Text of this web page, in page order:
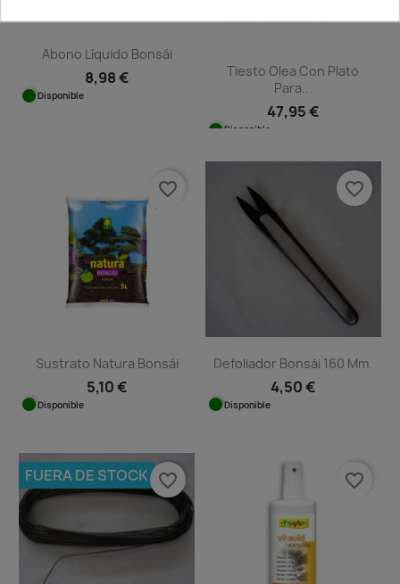
Abono Líquido Bonsái
8,98 €
Disponible
Tiesto Olea Con Plato
Para...
47,95 €
Disponible
Sustrato Natura Bonsái
5,10 €
Disponible
favorite_border
Defoliador Bonsái 160 Mm.
4,50 €
Disponible
favorite_border
FUERA DE STOCK favorite_border favorite_border